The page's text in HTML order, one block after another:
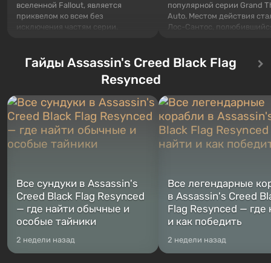
вселенной Fallout, является
приквелом ко всем без
исключения частям серии.
Оно же, по задумке специалистов
Vault-Tec, должно открыться
первым после того, как на
Место действия Fallout...
популярной серии Grand
Auto. Местом действия
Лос-Сантос,
сразу трех персонажей:
Тревора и Франклина,
Жанр и...
Гайды Assassin's Creed Black Flag
Resynced
Все сундуки в Assassin's
Creed Black Flag Resynced
— где найти обычные и
особые тайники
2 недели назад
Все легендарные
в Assassin's Creed
Flag Resynced — где
и как победить
2 недели назад